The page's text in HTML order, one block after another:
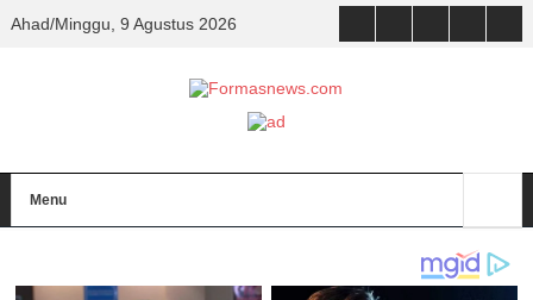
Ahad/Minggu, 9 Agustus 2026
Menu